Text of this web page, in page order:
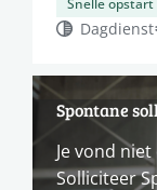
Dagdienst
Spontane
Je vond
Solliciteer